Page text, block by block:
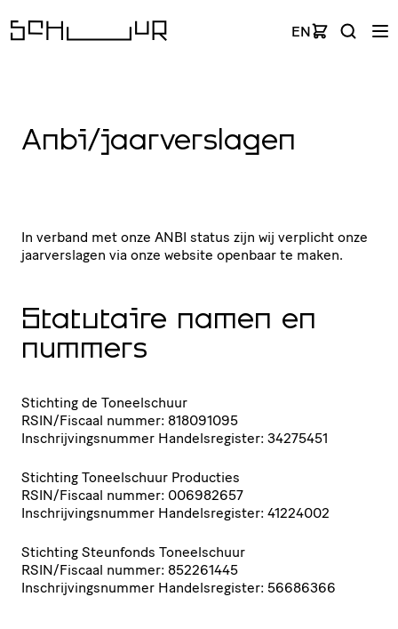
EN
Anbi/jaarverslagen
In verband met onze ANBI status zijn wij verplicht onze
jaar­ver­slagen via onze website openbaar te maken.
Statutaire namen en
nummers
Stichting de Toneel­schuur
RSIN/​Fiscaal nummer: 818091095
Inschrij­vings­nummer Handels­re­gister: 34275451
Stichting Toneel­schuur Producties
RSIN/​Fiscaal nummer: 006982657
Inschrij­vings­nummer Handels­re­gister: 41224002
Stichting Steunfonds Toneel­schuur
RSIN/​Fiscaal nummer: 852261445
Inschrij­vings­nummer Handels­re­gister: 56686366